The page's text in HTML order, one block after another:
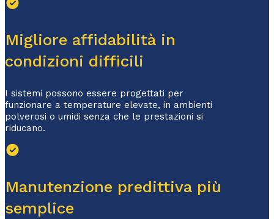
Migliore affidabilità in
condizioni difficili
I sistemi possono essere progettati per
funzionare a temperature elevate, in ambienti
polverosi o umidi senza che le prestazioni si
riducano.
Manutenzione predittiva più
semplice